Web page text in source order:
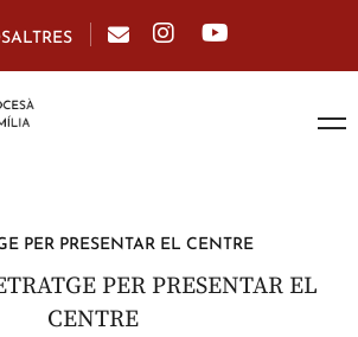
PER PRESENTAR EL CENTRE
PER PRESENTAR EL
CENTRE